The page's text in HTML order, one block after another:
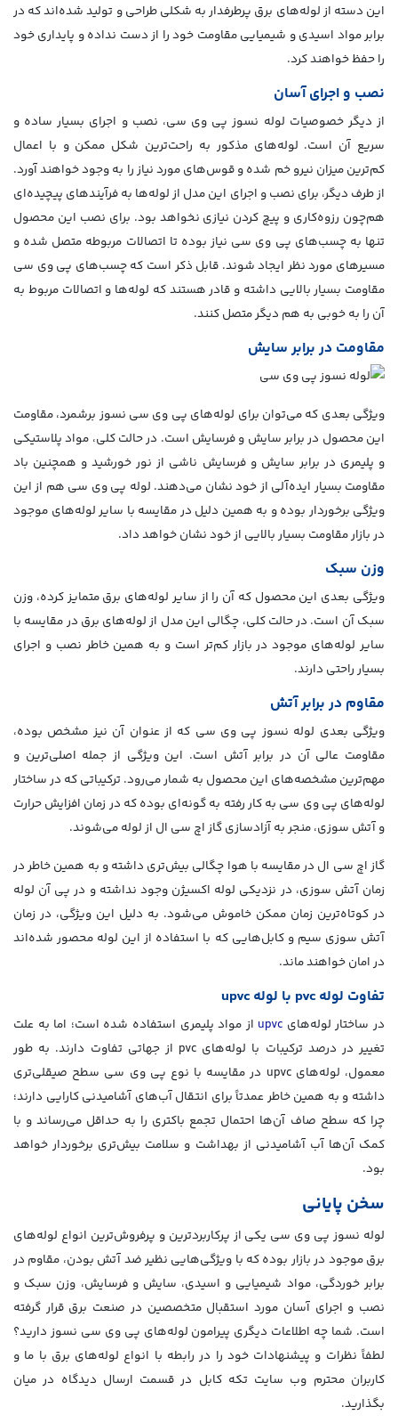
این دسته‌ از لوله‌های برق پرطرفدار به شکلی طراحی و تولید شده‌اند که در
برابر مواد اسیدی و شیمیایی مقاومت خود را از دست نداده و پایداری خود
را حفظ خواهند کرد.
نصب و اجرای آسان
از دیگر خصوصیات لوله نسوز پی وی سی، نصب و اجرای بسیار ساده و
سریع آن است. لوله‌های مذکور به راحت‌ترین شکل ممکن و با اعمال
کم‌ترین میزان نیرو خم شده و قوس‌های مورد نیاز را به وجود خواهند آورد.
از طرف دیگر، برای نصب و اجرای این مدل از لوله‌ها به فرآیندهای پیچیده‌ای
هم‌چون رزوه‌کاری و پیچ کردن نیازی نخواهد بود. برای نصب این محصول
تنها به چسب‌های پی وی سی نیاز بوده تا اتصالات مربوطه متصل شده و
مسیرهای مورد نظر ایجاد شوند. قابل ذکر است که چسب‌های پی وی سی
مقاومت بسیار بالایی داشته و قادر هستند که لوله‌ها و اتصالات مربوط به
آن را به خوبی به هم دیگر متصل کنند.
مقاومت در برابر سایش
ویژگی بعدی که می‌توان برای لوله‌های پی وی سی نسوز برشمرد، مقاومت
این محصول در برابر سایش و فرسایش است. در حالت کلی، مواد پلاستیکی
و پلیمری در برابر سایش و فرسایش ناشی از نور خورشید و همچنین باد
مقاومت بسیار ایده‌آلی از خود نشان می‌دهند. لوله پی وی سی هم از این
ویژگی برخوردار بوده و به همین دلیل در مقایسه با سایر لوله‌های موجود
در بازار مقاومت بسیار بالایی از خود نشان خواهد داد.
وزن سبک
ویژگی بعدی این محصول که آن را از سایر لوله‌های برق متمایز کرده، وزن
سبک آن است. در حالت کلی، چگالی این مدل از لوله‌های برق در مقایسه با
سایر لوله‌های موجود در بازار کم‌تر است و به همین خاطر نصب و اجرای
بسیار راحتی دارند.
مقاوم در برابر آتش
ویژگی بعدی لوله نسوز پی وی سی که از عنوان آن نیز مشخص بوده،
مقاومت عالی آن در برابر آتش است. این ویژگی از جمله اصلی‌ترین و
مهم‌ترین مشخصه‌های این محصول به شمار می‌رود. ترکیباتی که در ساختار
لوله‌های پی وی سی به کار رفته به گونه‌ای بوده که در زمان افزایش حرارت
و آتش سوزی، منجر به آزادسازی گاز اچ سی ال از لوله می‌شوند.
گاز اچ سی ال در مقایسه با هوا چگالی بیش‌تری داشته و به همین خاطر در
زمان آتش سوزی، در نزدیکی لوله اکسیژن وجود نداشته و در پی آن لوله
در کوتاه‌ترین زمان ممکن خاموش می‌شود. به دلیل این ویژگی، در زمان
آتش سوزی سیم و کابل‌هایی که با استفاده از این لوله محصور شده‌اند
در امان خواهند ماند.
تفاوت لوله pvc با لوله upvc
در ساختار لوله‌های upvc از مواد پلیمری استفاده شده است؛ اما به علت
تغییر در درصد ترکیبات با لوله‌های pvc از جهاتی تفاوت دارند. به طور
معمول، لوله‌های upvc در مقایسه با نوع پی وی سی سطح صیقلی‌تری
داشته و به همین خاطر عمدتاً برای انتقال آب‌های آشامیدنی کارایی دارند؛
چرا که سطح صاف آن‌ها احتمال تجمع باکتری را به حداقل می‌رساند و با
کمک آن‌ها آب آشامیدنی از بهداشت و سلامت بیش‌تری برخوردار خواهد
بود.
سخن پایانی
لوله نسوز پی وی سی یکی از پرکاربردترین و پرفروش‌ترین انواع لوله‌های
برق موجود در بازار بوده که با ویژگی‌هایی نظیر ضد آتش بودن، مقاوم در
برابر خوردگی، مواد شیمیایی و اسیدی، سایش و فرسایش، وزن سبک و
نصب و اجرای آسان مورد استقبال متخصصین در صنعت برق قرار گرفته
است. شما چه اطلاعات دیگری پیرامون لوله‌های پی وی سی نسوز دارید؟
لطفاً نظرات و پیشنهادات خود را در رابطه با انواع لوله‌های برق با ما و
کاربران محترم وب سایت تکه کابل در قسمت ارسال دیدگاه در میان
بگذارید.